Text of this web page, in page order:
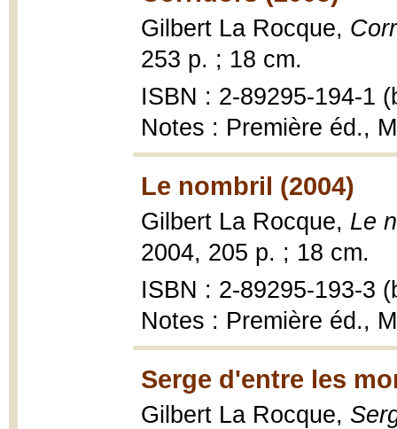
Gilbert La Rocque,
253 p. ; 18 cm.
ISBN : 2-89295-194-1
Notes : Première éd.,
Le nombril (2004)
Gilbert La Rocque, Le
2004, 205 p. ; 18 cm.
ISBN : 2-89295-193-3
Notes : Première éd.,
Serge d'entre les
Gilbert La Rocque,